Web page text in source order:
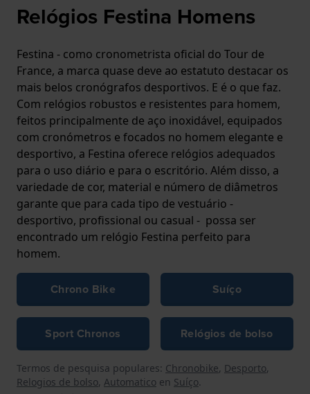
Relógios Festina Homens
Festina - como cronometrista oficial do Tour de
France, a marca quase deve ao estatuto destacar os
mais belos cronógrafos desportivos. E é o que faz.
Com relógios robustos e resistentes para homem,
feitos principalmente de aço inoxidável, equipados
com cronómetros e focados no homem elegante e
desportivo, a Festina oferece relógios adequados
para o uso diário e para o escritório. Além disso, a
variedade de cor, material e número de diâmetros
garante que para cada tipo de vestuário -
desportivo, profissional ou casual - possa ser
encontrado um relógio Festina perfeito para
homem.
Chrono Bike Suíço
Sport Chronos Relógios de bolso
Termos de pesquisa populares: Chronobike, Desporto,
Relogios de bolso, Automatico en Suíço.